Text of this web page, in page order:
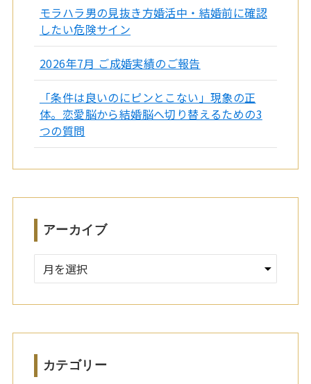
モラハラ男の見抜き方婚活中・結婚前に確認
したい危険サイン
2026年7月 ご成婚実績のご報告
「条件は良いのにピンとこない」現象の正
体。恋愛脳から結婚脳へ切り替えるための3
つの質問
アーカイブ
ー
カテゴリー